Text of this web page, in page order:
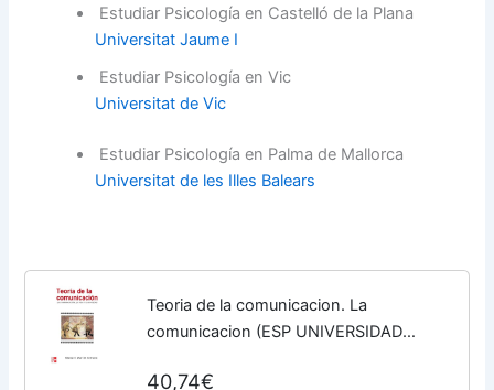
Estudiar Psicología en Castelló de la Plana
Universitat Jaume I
Estudiar Psicología en Vic
Universitat de Vic
Estudiar Psicología en Palma de Mallorca
Universitat de les Illes Balears
Teoria de la comunicacion. La
comunicacion (ESP UNIVERSIDAD
9788448156091 (SIN COLECCION)
40,74€